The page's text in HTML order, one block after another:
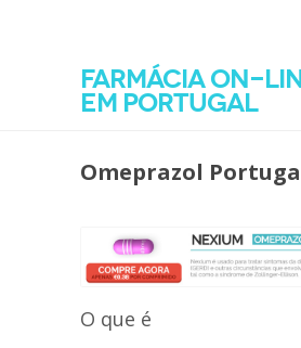
Farmácia on-
em Portugal
Omeprazol
O que é